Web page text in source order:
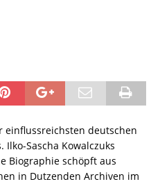
einflussreichsten deutschen
Sascha Kowalczuks
Biographie schöpft aus
in Dutzenden Archiven im